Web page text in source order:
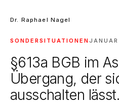
Dr. Raphael Nagel
SONDERSITUATIONEN
§613a BGB im
Übergang, der
ausschalten